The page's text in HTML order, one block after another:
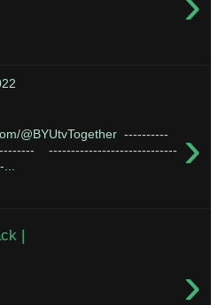
›
@BYUtvTogether ----------
-------- -----------------------------
|
›